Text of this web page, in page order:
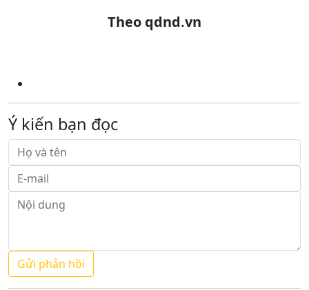
Theo qdnd.vn
Ý kiến bạn đọc